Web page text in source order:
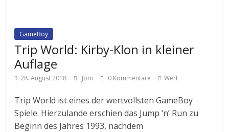
GameBoy
Trip World: Kirby-Klon in kleiner
Auflage
28. August 2018 Jörn 0 Kommentare Wert
Trip World ist eines der wertvollsten GameBoy
Spiele. Hierzulande erschien das Jump ‘n’ Run zu
Beginn des Jahres 1993, nachdem